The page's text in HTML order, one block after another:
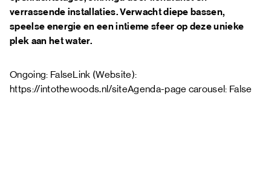
verrassende installaties. Verwacht diepe bassen,
speelse energie en een intieme sfeer op deze unieke
plek aan het water.
Ongoing: FalseLink (Website):
https://intothewoods.nl/siteAgenda-page carousel: False